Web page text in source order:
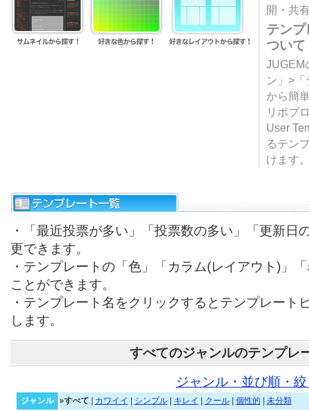
開・共
テン
ついて
JUGEM
ン」>
から簡
リポブ
User
るテン
けます
・「最近投票が多い」「投票数の多い」「更新日
更できます。
・テンプレートの「色」「カラム(レイアウト)」
ことができます。
・テンプレート名をクリックするとテンプレート
します。
すべてのジャンルのテンプレ
ジャンル・並び順・
ジャンル »すべて カワイイ シンプル| キレイ クール| 個性的
未分類